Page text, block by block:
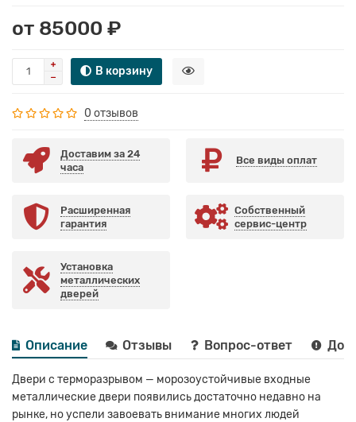
от 85000 ₽
В корзину
0 отзывов
Доставим за 24
часа
Все виды оплат
Расширенная
гарантия
Собственный
сервис-центр
Установка
металлических
дверей
Описание Отзывы Вопрос-ответ
Двери с терморазрывом — морозоустойчивые входные
металлические двери появились достаточно недавно на
рынке, но успели завоевать внимание многих людей